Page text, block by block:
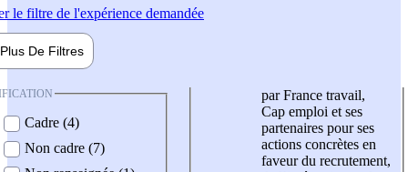
le filtre de l'expérience demandée
Plus De Filtres
Cadre (4)
Non cadre (7)
par France travail,
Cap emploi et ses
partenaires pour ses
actions concrètes en
faveur du recrutement,